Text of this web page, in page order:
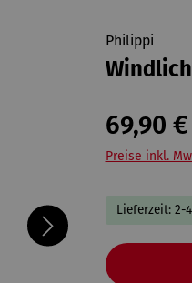
Philippi
69,90 €
Preise inkl.
Lieferzeit: 2-